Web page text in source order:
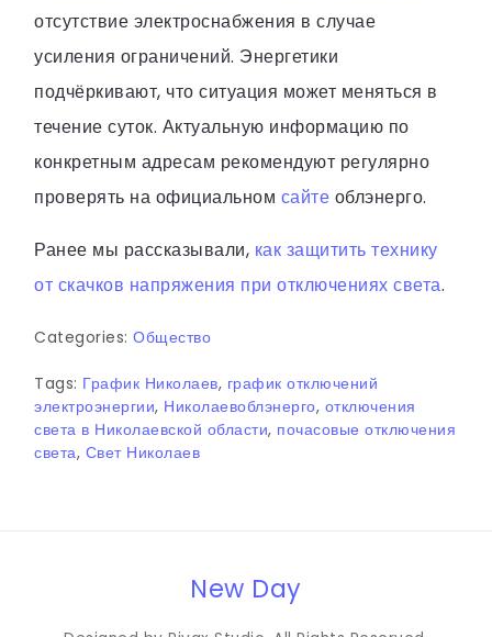
отсутствие электроснабжения в случае
усиления ограничений. Энергетики
подчёркивают, что ситуация может меняться в
течение суток. Актуальную информацию по
конкретным адресам рекомендуют регулярно
проверять на официальном сайте облэнерго.
Ранее мы рассказывали, как защитить технику
от скачков напряжения при отключениях света.
Categories: Общество
Tags: График Николаев, график отключений
электроэнергии, Николаевоблэнерго, отключения
света в Николаевской области, почасовые отключения
света, Свет Николаев
New Day